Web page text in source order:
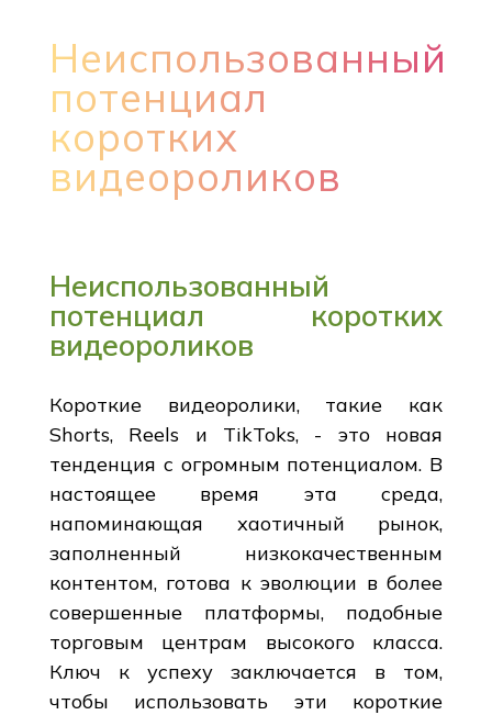
Неиспользованный
потенциал
коротких
видеороликов
Неиспользованный
потенциал коротких
видеороликов
Короткие видеоролики, такие как
Shorts, Reels и TikToks, - это новая
тенденция с огромным потенциалом. В
настоящее время эта среда,
напоминающая хаотичный рынок,
заполненный низкокачественным
контентом, готова к эволюции в более
совершенные платформы, подобные
торговым центрам высокого класса.
Ключ к успеху заключается в том,
чтобы использовать эти короткие